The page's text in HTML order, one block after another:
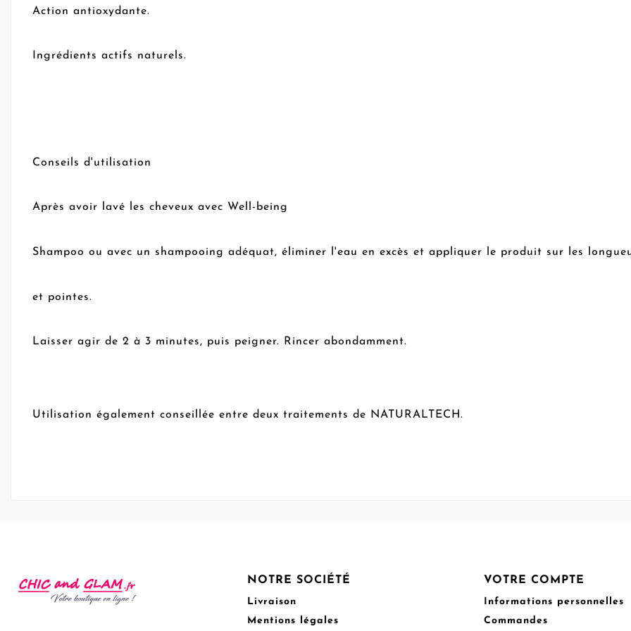
Action antioxydante.
Ingrédients actifs naturels.
Conseils d'utilisation
Après avoir lavé les cheveux avec Well-being
Shampoo ou avec un shampooing adéquat, éliminer l'eau en excès et appliquer le produit sur les
et pointes.
Laisser agir de 2 à 3 minutes, puis peigner. Rincer abondamment.
Utilisation également conseillée entre deux traitements de NATURALTECH.
NOTRE SOCIÉTÉ
Livraison
Mentions légales
VOTRE COMPTE
Informations personnelles
Commandes